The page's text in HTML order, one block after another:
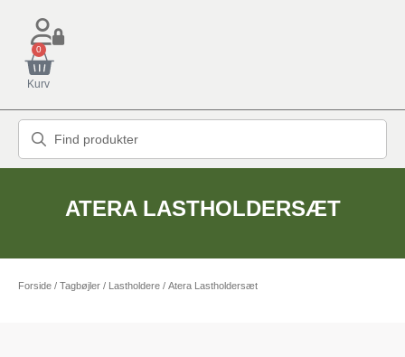
0
Kurv
ATERA LASTHOLDERSÆT
Forside / Tagbøjler / Lastholdere / Atera Lastholdersæt